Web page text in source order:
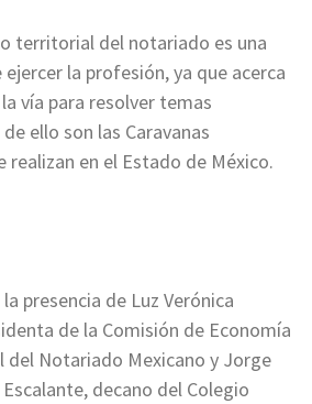
territorial del notariado es una
la profesión, ya que acerca
vía para resolver temas
ello son las Caravanas
realizan en el Estado de México.
presencia de Luz Verónica
de la Comisión de Economía
del Notariado Mexicano y Jorge
decano del Colegio